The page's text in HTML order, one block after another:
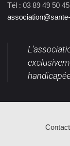
Tél : 03 89 49 50
Contact